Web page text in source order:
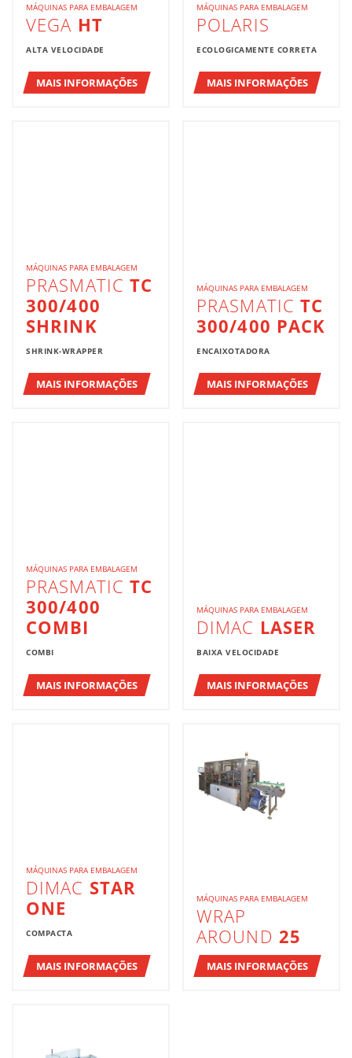
MÁQUINAS PARA EMBALAGEM
VEGA HT
ALTA VELOCIDADE
MAIS INFORMAÇÕES
MÁQUINAS PARA EMBALAGEM
POLARIS
ECOLOGICAMENTE CORRETA
MAIS INFORMAÇÕES
MÁQUINAS PARA EMBALAGEM
PRASMATICTC
300/400
SHRINK
SHRINK-WRAPPER
MAIS INFORMAÇÕES
MÁQUINAS PARA EMBALAGEM
PRASMATICTC
300/400 PACK
ENCAIXOTADORA
MAIS INFORMAÇÕES
MÁQUINAS PARA EMBALAGEM
PRASMATICTC
300/400
COMBI
COMBI
MAIS INFORMAÇÕES
MÁQUINAS PARA EMBALAGEM
DIMAC LASER
BAIXA VELOCIDADE
MAIS INFORMAÇÕES
MÁQUINAS PARA EMBALAGEM
DIMAC STAR
ONE
COMPACTA
MAIS INFORMAÇÕES
MÁQUINAS PARA EMBALAGEM
WRAP
AROUND 25
MAIS INFORMAÇÕES